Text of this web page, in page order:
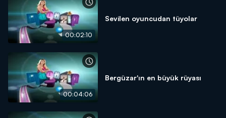
00:02:10
Sevilen oyuncudan tüyolar
00:04:06
Bergüzar'ın en büyük rüyası